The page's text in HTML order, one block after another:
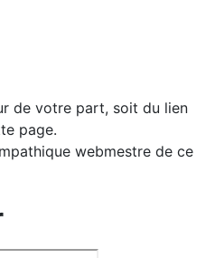
de votre part, soit du lien
page.
webmestre de ce